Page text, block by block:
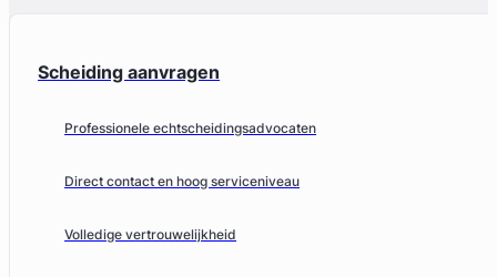
Scheiding aanvragen
Professionele echtscheidingsadvocaten
Direct contact en hoog serviceniveau
Volledige vertrouwelijkheid